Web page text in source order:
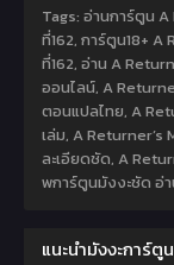
Tags: อ่านการ์ตูน
ที่162, การ์ตูน18+
ที่162, อ่าน A
ออนไลน์, A
ตอนแปลไทย, A
เล่ม, A
ละเอียดชัด, A
พการ์ตูนมังงะชัด อ่า
แนะนำมังงะการ์ตู